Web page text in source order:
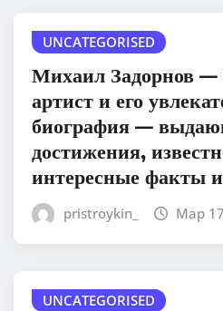
UNCATEGORISED
Михаил Задорнов —
артист и его
биография —
достижения,
интересные факты
pristroykin_ Мар
UNCATEGORISED